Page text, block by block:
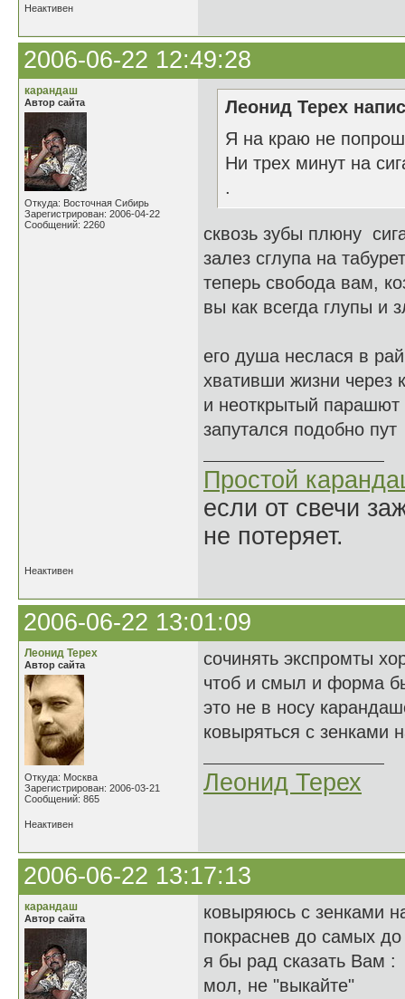
Неактивен
2006-06-22 12:49:28
карандаш
Автор сайта
Откуда: Восточная Сибирь
Зарегистрирован: 2006-04-22
Сообщений: 2260
Леонид Терех
Я на краю не
Ни трех минут на
.
сквозь зубы плюну
залез сглупа на
теперь свобода вам,
вы как всегда глупы и
его душа неслася в рай
хвативши жизни через
и неоткрытый парашют
запутался подобно пут
Простой
если от свечи
не потеряет.
Неактивен
2006-06-22 13:01:09
Леонид Терех
Автор сайта
Откуда: Москва
Зарегистрирован: 2006-03-21
Сообщений: 865
сочинять экспромты
чтоб и смыл и форма
это не в носу
ковыряться с зенками
Леонид Терех
Неактивен
2006-06-22 13:17:13
карандаш
Автор сайта
ковыряюсь с зенками
покраснев до самых
я бы рад сказать Вам :
мол, не "выкайте"